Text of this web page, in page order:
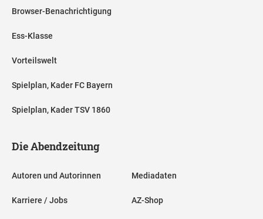
Browser-Benachrichtigung
Ess-Klasse
Vorteilswelt
Spielplan, Kader FC Bayern
Spielplan, Kader TSV 1860
Die Abendzeitung
Autoren und Autorinnen
Karriere / Jobs
Mediadaten
AZ-Shop